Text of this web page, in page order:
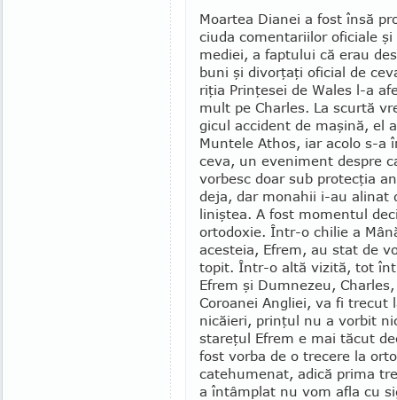
Moartea Dianei a fost însă
ciuda comentariilor oficiale şi
mediei, a faptului că erau
buni şi divorţaţi oficial de
riţia Prinţesei de Wales l-a
mult pe Charles. La scurtă
gicul acci­dent de maşină, el
Mun­tele Athos, iar acolo s-a
ceva, un eveniment despre
vorbesc doar sub protecţia
deja, dar mona­hii i-au ali­nat
liniştea. A fost momentul
ortodoxie. Într-o chilie a
acesteia, E­frem, au stat de
topit. Într-o altă vizită, tot
Efrem şi Dum­nezeu,
Coroa­nei Angliei, va fi trecut
nicăieri, prinţul nu a vorbit
stareţul Efrem e mai tăcut
fost vorba de o trecere la
catehumenat, adică prima
a întâmplat nu vom afla cu